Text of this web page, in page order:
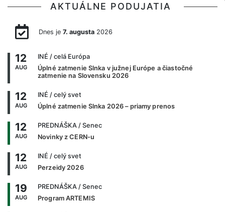
AKTUÁLNE PODUJATIA
Dnes je 7. augusta2026
12
AUG
INÉ / celá Európa
Úplné zatmenie Slnka v južnej Európe a čiastočné
zatmenie na Slovensku 2026
12
AUG
INÉ / celý svet
Úplné zatmenie Slnka 2026 – priamy prenos
12
AUG
PREDNÁŠKA / Senec
Novinky z CERN-u
12
AUG
INÉ / celý svet
Perzeidy 2026
19
AUG
PREDNÁŠKA / Senec
Program ARTEMIS